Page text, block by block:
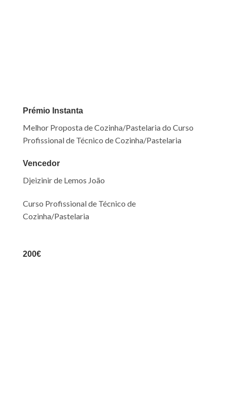
Prémio Instanta
Melhor Proposta de Cozinha/Pastelaria do Curso
Profissional de Técnico de Cozinha/Pastelaria
Vencedor
Djeizinirde Lemos João
Curso Profissional de Técnico de
Cozinha/Pastelaria
200€